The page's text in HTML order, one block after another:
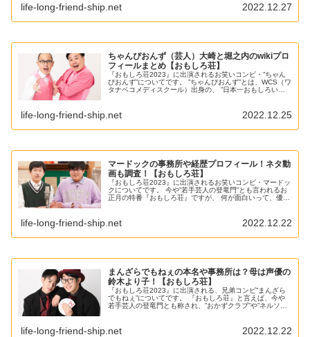
life-long-friend-ship.net 2022.12.27
ちゃんぴおんず（芸人）大崎と堀之内のwikiプロ
フィールまとめ【おもしろ荘】
『おもしろ荘2023』に出演されるお笑いコンビ・”ちゃん
ぴおんず”についてです。 ”ちゃんぴおんず”とは、WCS（ワ
タナベコメディスクール）出身の、 ”日本一おもしろい大
life-long-friend-ship.net 2022.12.25
マードックの事務所や経歴プロフィール！ネタ動
画も調査！【おもしろ荘】
『おもしろ荘2023』に出演されるお笑いコンビ・マードッ
クについてです。 今や”若手芸人の登竜門”とも言われるお
正月の特番『おもしろ荘』ですが、 何が面白いって、優勝
life-long-friend-ship.net 2022.12.22
まんざらでもねぇの本名や事務所は？母は声優の
鈴木より子！【おもしろ荘】
『おもしろ荘2023』に出演される、兄弟コンビ”まんざら
でもねぇ”についてです。 『おもしろ荘』と言えば、今や
若手芸人の登竜門とも称され、”おかずクラブ”や”ネルソン
life-long-friend-ship.net 2022.12.22